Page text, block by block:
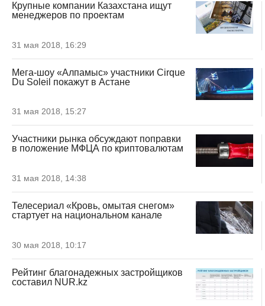
Крупные компании Казахстана ищут
менеджеров по проектам
31 мая 2018, 16:29
Мега-шоу «Алпамыс» участники Cirque
Du Soleil покажут в Астане
31 мая 2018, 15:27
Участники рынка обсуждают поправки
в положение МФЦА по криптовалютам
31 мая 2018, 14:38
Телесериал «Кровь, омытая снегом»
стартует на национальном канале
30 мая 2018, 10:17
Рейтинг благонадежных застройщиков
составил NUR.kz